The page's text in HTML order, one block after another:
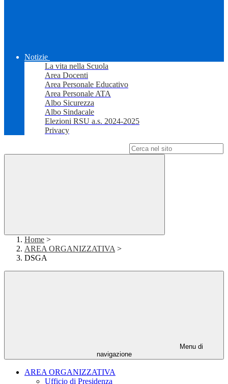
Notizie
La vita nella Scuola
Area Docenti
Area Personale Educativo
Area Personale ATA
Albo Sicurezza
Albo Sindacale
Elezioni RSU a.s. 2024-2025
Privacy
Home >
AREA ORGANIZZATIVA >
DSGA
Menu di
navigazione
AREA ORGANIZZATIVA
Ufficio di Presidenza